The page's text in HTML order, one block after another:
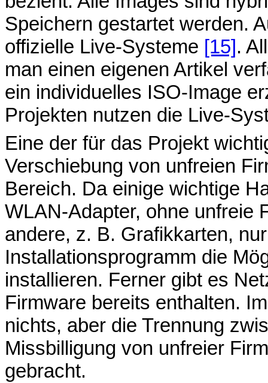
Speichern gestartet werden.
offizielle Live-Systeme [15].
man einen eigenen Artikel
ein individuelles ISO-Image
Projekten nutzen die Live-
Eine der für das Projekt
Verschiebung von unfreien
Bereich. Da einige wichtige
WLAN-Adapter, ohne unfreie
andere, z. B. Grafikkarten,
Installationsprogramm die
installieren. Ferner gibt es
Firmware bereits enthalten.
nichts, aber die Trennung
Missbilligung von unfreier
gebracht.